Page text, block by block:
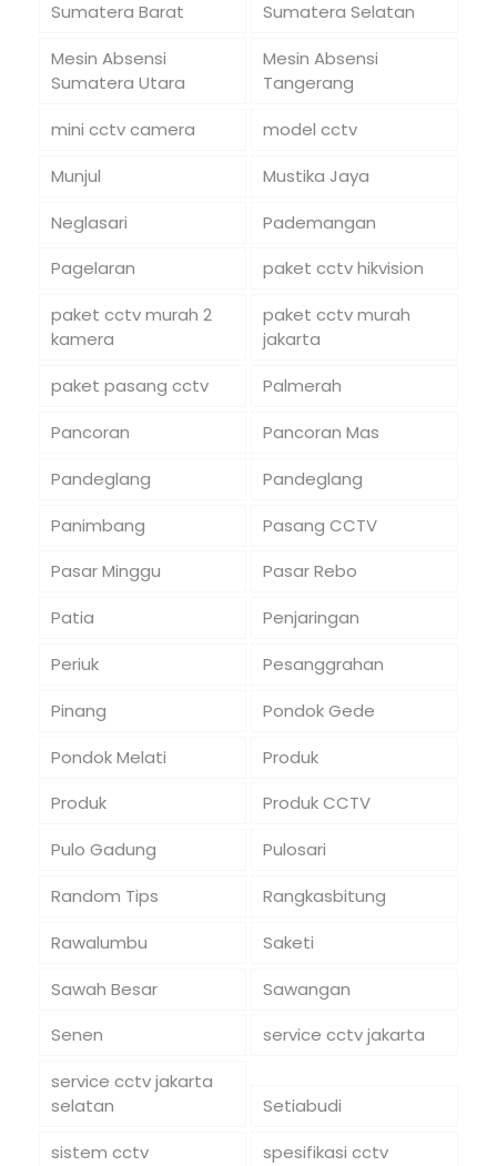
Sumatera Barat
Sumatera Selatan
Mesin Absensi
Sumatera Utara
Mesin Absensi
Tangerang
mini cctv camera
model cctv
Munjul
Mustika Jaya
Neglasari
Pademangan
Pagelaran
paket cctv hikvision
paket cctv murah 2
kamera
paket cctv murah
jakarta
paket pasang cctv
Palmerah
Pancoran
Pancoran Mas
Pandeglang
Pandeglang
Panimbang
Pasang CCTV
Pasar Minggu
Pasar Rebo
Patia
Penjaringan
Periuk
Pesanggrahan
Pinang
Pondok Gede
Pondok Melati
Produk
Produk
Produk CCTV
Pulo Gadung
Pulosari
Random Tips
Rangkasbitung
Rawalumbu
Saketi
Sawah Besar
Sawangan
Senen
service cctv jakarta
service cctv jakarta
selatan
Setiabudi
sistem cctv
spesifikasi cctv